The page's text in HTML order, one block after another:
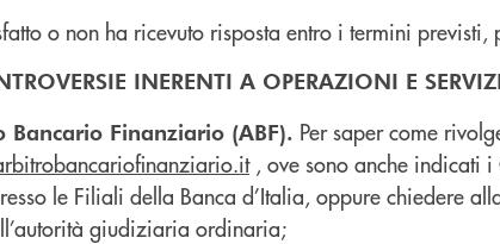
o non ha ricevuto risposta entro i termini
INERENTI A OPERAZIONI E
Bancario Finanziario (ABF). Per saper come
, ove sono anche indicati
le Filiali della Banca d’Italia, oppure chiedere
giudiziaria ordinaria;